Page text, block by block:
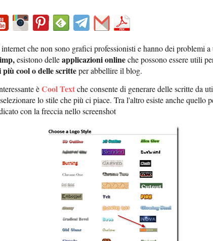
che non sono grafici professionisti e hanno dei problemi
esistono delleapplicazioni onlineche possono essere utili
cool o delle scritteper abbellire il blog.
èCool Textche consente di generare delle scritte da
lo stile che più ci piace. Tra l'altro esiste anche quello
con la freccia nello screenshot